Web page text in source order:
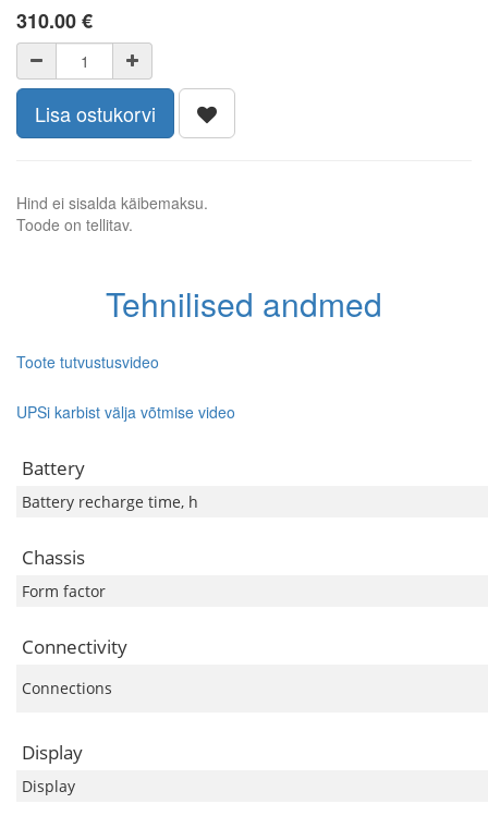
310.00€
Lisa ostukorvi
Hind ei sisalda käibemaksu.
Toode on tellitav.
Tehnilised andmed
Toote tutvustusvideo
UPSi karbist välja võtmise video
Battery
Battery recharge time, h
Chassis
Form factor
Connectivity
Connections
Display
Display